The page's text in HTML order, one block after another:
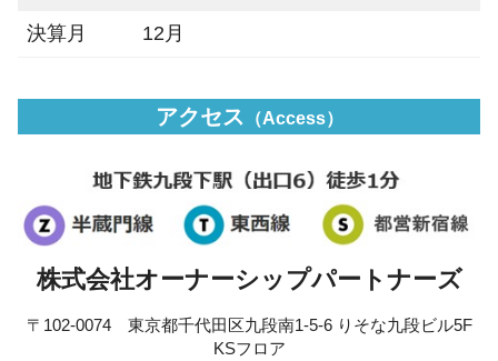
決算月 12月
アクセス （Access）
株式会社オーナーシップパートナーズ
〒102-0074 東京都千代田区九段南1-5-6 りそな九段ビル5F
KSフロア